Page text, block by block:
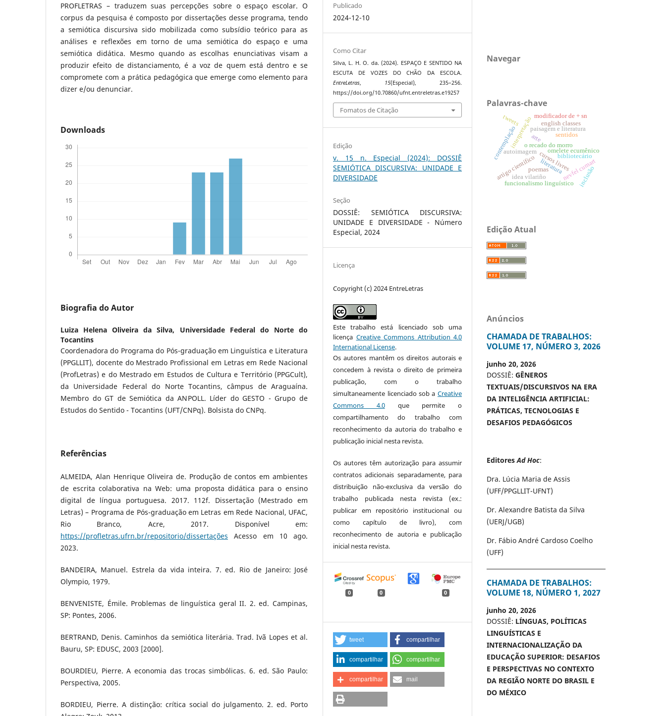
PROFLETRAS – traduzem suas percepções sobre o espaço escolar. O
corpus da pesquisa é composto por dissertações desse programa, tendo
a semiótica discursiva sido mobilizada como subsídio teórico para as
análises e reflexões em torno de uma semiótica do espaço e uma
semiótica didática. Mesmo quando as escolhas enunciativas visam a
produzir efeito de distanciamento, é a voz de quem está dentro e se
compromete com a prática pedagógica que emerge como elemento para
dizer e/ou denunciar.
Downloads
Biografia do Autor
Luiza Helena Oliveira da Silva, Universidade Federal do Norte do
Tocantins
Coordenadora do Programa do Pós-graduação em Linguística e Literatura
(PPGLLIT), docente do Mestrado Profissional em Letras em Rede Nacional
(ProfLetras) e do Mestrado em Estudos de Cultura e Território (PPGCult),
da Universidade Federal do Norte Tocantins, câmpus de Araguaína.
Membro do GT de Semiótica da ANPOLL. Líder do GESTO - Grupo de
Estudos do Sentido - Tocantins (UFT/CNPq). Bolsista do CNPq.
Referências
ALMEIDA, Alan Henrique Oliveira de. Produção de contos em ambientes
de escrita colaborativa na Web: uma proposta didática para o ensino
digital de língua portuguesa. 2017. 112f. Dissertação (Mestrado em
Letras) – Programa de Pós-graduação em Letras em Rede Nacional, UFAC,
Rio Branco, Acre, 2017. Disponível em:
https://profletras.ufrn.br/repositorio/dissertações Acesso em 10 ago.
2023.
BANDEIRA, Manuel. Estrela da vida inteira. 7. ed. Rio de Janeiro: José
Olympio, 1979.
BENVENISTE, Émile. Problemas de linguística geral II. 2. ed. Campinas,
SP: Pontes, 2006.
BERTRAND, Denis. Caminhos da semiótica literária. Trad. Ivã Lopes et al.
Bauru, SP: EDUSC, 2003 [2000].
BOURDIEU, Pierre. A economia das trocas simbólicas. 6. ed. São Paulo:
Perspectiva, 2005.
BORDIEU, Pierre. A distinção: crítica social do julgamento. 2. ed. Porto
Publicado
2024-12-10
Como Citar
Silva, L. H. O. da. (2024). ESPAÇO E SENTIDO NA
ESCUTA DE VOZES DO CHÃO DA ESCOLA.
EntreLetras, 15(Especial), 235–256.
https://doi.org/10.70860/ufnt.entreletras.e19257
Fomatos de Citação
Edição
v. 15 n. Especial (2024): DOSSIÊ
SEMIÓTICA DISCURSIVA: UNIDADE E
DIVERSIDADE
Seção
DOSSIÊ: SEMIÓTICA DISCURSIVA:
UNIDADE E DIVERSIDADE - Número
Especial, 2024
Licença
Copyright (c) 2024 EntreLetras
Este trabalho está licenciado sob uma
licença Creative Commons Attribution 4.0
International License.
Os autores mantêm os direitos autorais e
concedem à revista o direito de primeira
publicação, com o trabalho
simultaneamente licenciado sob a Creative
Commons 4.0que permite o
compartilhamento do trabalho com
reconhecimento da autoria do trabalho e
publicação inicial nesta revista.
Os autores têm autorização para assumir
contratos adicionais separadamente, para
distribuição não-exclusiva da versão do
trabalho publicada nesta revista (ex.:
publicar em repositório institucional ou
como capítulo de livro), com
reconhecimento de autoria e publicação
inicial nesta revista.
0 0 0
tweet compartilhar
compartilhar compartilhar
compartilhar mail
Navegar
Palavras-chave
literatura
poemascursos livres
autoimagem
contemplação arte
interpretação sentidos
omelete ecumênico
nevfel cumart
artigo científico
o recado do morro
paisagem e literatura
idea vilariño
english classes
funcionalismo linguístico
tweets modificador de + sn
inclusão
bibliotecário
Edição Atual
Anúncios
CHAMADA DE TRABALHOS:
VOLUME 17, NÚMERO 3, 2026
junho 20, 2026
DOSSIÊ: GÊNEROS
TEXTUAIS/DISCURSIVOS NA ERA
DA INTELIGÊNCIA ARTIFICIAL:
PRÁTICAS, TECNOLOGIAS E
DESAFIOS PEDAGÓGICOS
EditoresAd Hoc:
Dra. Lúcia Maria de Assis
(UFF/PPGLLIT-UFNT)
Dr. Alexandre Batista da Silva
(UERJ/UGB)
Dr. Fábio André Cardoso Coelho
(UFF)
CHAMADA DE TRABALHOS:
VOLUME 18, NÚMERO 1, 2027
junho 20, 2026
DOSSIÊ: LÍNGUAS, POLÍTICAS
LINGUÍSTICAS E
INTERNACIONALIZAÇÃO DA
EDUCAÇÃO SUPERIOR: DESAFIOS
E PERSPECTIVAS NO CONTEXTO
DA REGIÃO NORTE DO BRASIL E
DO MÉXICO